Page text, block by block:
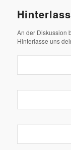
An der Diskussion
Hinterlasse uns